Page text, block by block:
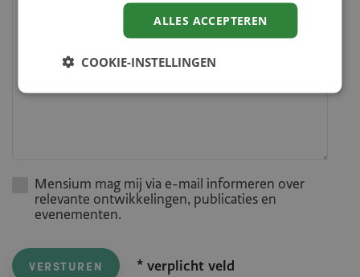
Mensium mag mij via e-mail informeren over
relevante ontwikkelingen, publicaties en
evenementen.
VERSTUREN * verplicht veld
ALLES ACCEPTEREN
COOKIE-INSTELLINGEN